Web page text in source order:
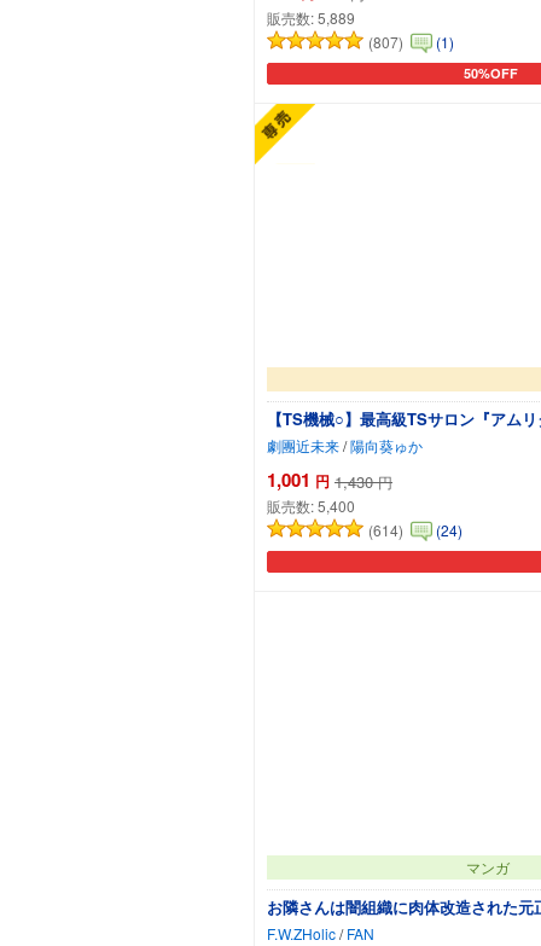
販売数:5,889
(807)
(1)
50%OFF
カートに追加
【TS機械○】最高級TSサロン『アム
劇團近未来/陽向葵ゅか
1,001 円 1,430 円
販売数:5,400
(614)
(24)
マンガ
お隣さんは闇組織に肉体改造された
F.W.ZHolic/ FAN